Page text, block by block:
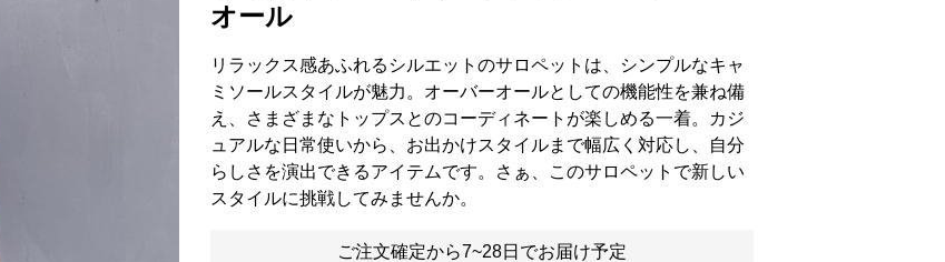
オール
リラックス感あふれるシルエットのサロペットは、シンプルなキャ
ミソールスタイルが魅力。オーバーオールとしての機能性を兼ね備
え、さまざまなトップスとのコーディネートが楽しめる一着。カジ
ュアルな日常使いから、お出かけスタイルまで幅広く対応し、自分
らしさを演出できるアイテムです。さぁ、このサロペットで新しい
スタイルに挑戦してみませんか。
ご注文確定から7~28日でお届け予定